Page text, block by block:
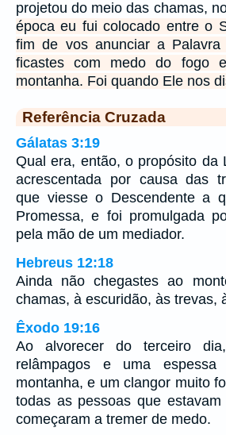
projetou do meio das chamas,
época eu fui colocado entre o
fim de vos anunciar a Palavra
ficastes com medo do fogo
montanha. Foi quando Ele nos
Referência Cruzada
Gálatas 3:19
Qual era, então, o propósito da
acrescentada por causa das
que viesse o Descendente a
Promessa, e foi promulgada
pela mão de um mediador.
Hebreus 12:18
Ainda não chegastes ao
chamas, à escuridão, às trevas,
Êxodo 19:16
Ao alvorecer do terceiro
relâmpagos e uma
montanha, e um clangor muito
todas as pessoas que estavam
começaram a tremer de medo.